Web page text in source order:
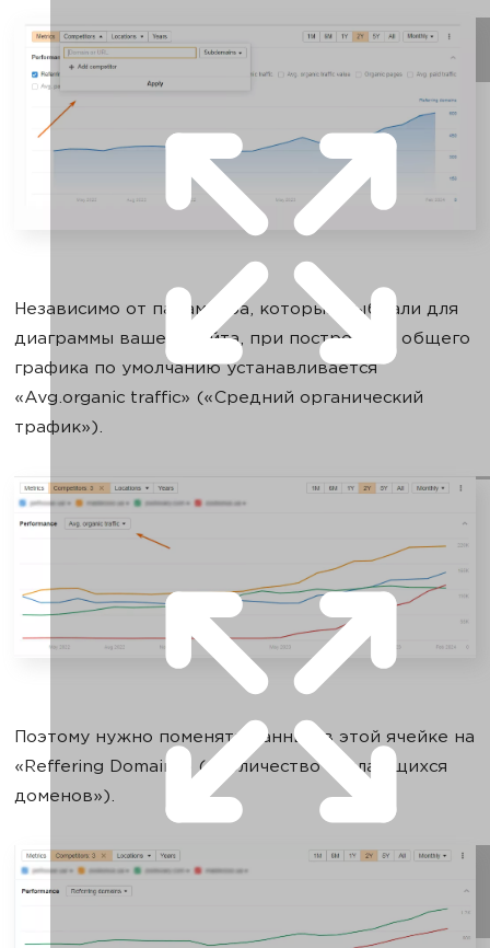
Независимо от параметра, который выбрали для
диаграммы вашего сайта, при построении общего
графика по умолчанию устанавливается
«Avg.organic traffic» («Средний органический
трафик»).
Поэтому нужно поменять данные в этой ячейке на
«Reffering Domains» («Количество ссылающихся
доменов»).